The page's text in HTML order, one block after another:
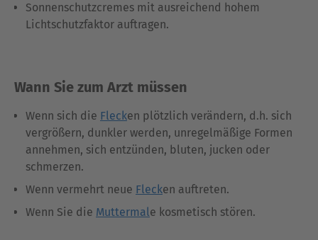
Sonnenschutzcremes mit ausreichend hohem
Lichtschutzfaktor auftragen.
Wann Sie zum Arzt müssen
Wenn sich die Flecken plötzlich verändern, d.h. sich
vergrößern, dunkler werden, unregelmäßige Formen
annehmen, sich entzünden, bluten, jucken oder
schmerzen.
Wenn vermehrt neue Flecken auftreten.
Wenn Sie die Muttermale kosmetisch stören.